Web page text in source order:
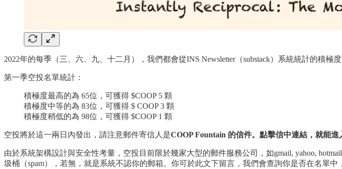
2022年的每季（三、六、九、十二月），我們都會從INS Newsletter（substack）系統統計的積
第一季空投名單統計：
積極度最高的為 65位，可獲得 $COOP 5 顆
積極度中等的為 83位，可獲得 $ COOP 3 顆
積極度稍低的為 98位，可獲得 $COOP 1 顆
空投將於這一兩日內發出，請注意郵件寄信人是COOP Fountain 的信件。點擊信中連結，就能進
由於系統架構設計與安全性考量，空投目前限於幾家大型的郵件服務公司，如gmail, yahoo,
圾桶（spam），若無，就是系統不認你的郵箱。你可於此文下留言，我們會查詢你是否在名單中